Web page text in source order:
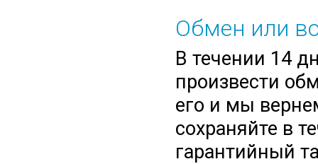
Обмен или
В течении 14
произвести
его и мы
сохраняйте в
гарантийный